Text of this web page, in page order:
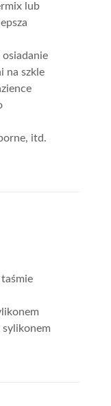
lub
osiadanie
na szkle
itd.
sylikonem